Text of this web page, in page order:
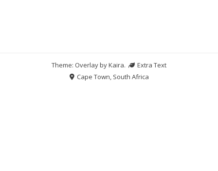
Theme: Overlay byKaira.
Extra Text
Cape Town, South Africa